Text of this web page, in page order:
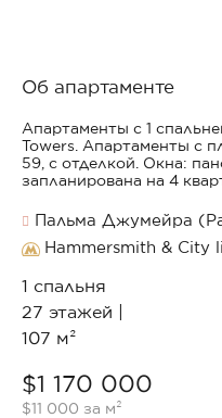
Об апартаменте
Апартаменты с 1
Towers. Апартаменты с
59, с отделкой. Окна:
запланирована на 4
Пальма Джумейра
Hammersmith & City
1 спальня
27 этажей |
107 м²
$1 170 000
$11 000 за м²